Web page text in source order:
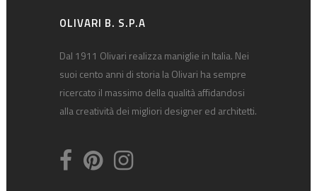
OLIVARI B. S.P.A
Dal 1911 Olivari realizza maniglie in Italia. Nei
suoi cento anni di storia la Olivari ha sempre
ricercato il massimo della qualità affidandosi
alla creatività dei migliori designer ed architetti.